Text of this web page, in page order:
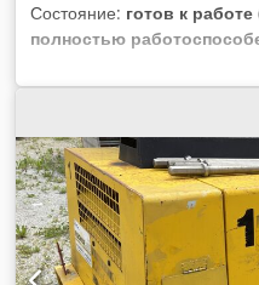
Состояние: готов к
полностью
,
год выпуска 2012, 1680
м³, аварийная мощность
Вольт, 2 x 400 Вольт,
Dodpfsu Dh Tljx Ag Ujck